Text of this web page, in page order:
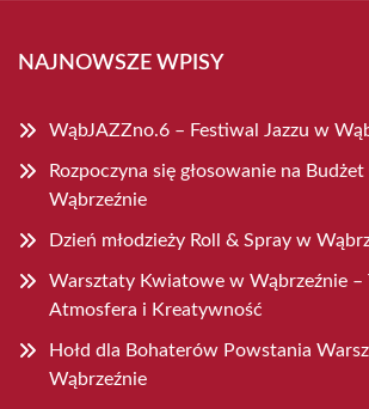
NAJNOWSZE WPISY
WąbJAZZno.6 – Festiwal Jazzu w
Rozpoczyna się głosowanie na
Wąbrzeźnie
Dzień młodzieży Roll & Spray w
Warsztaty Kwiatowe w Wąbrzeźnie –
Atmosfera i Kreatywność
Hołd dla Bohaterów Powstania
Wąbrzeźnie